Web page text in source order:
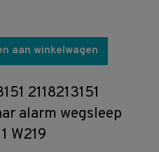
aan winkelwagen
2118213151
alarm wegsleep
W219